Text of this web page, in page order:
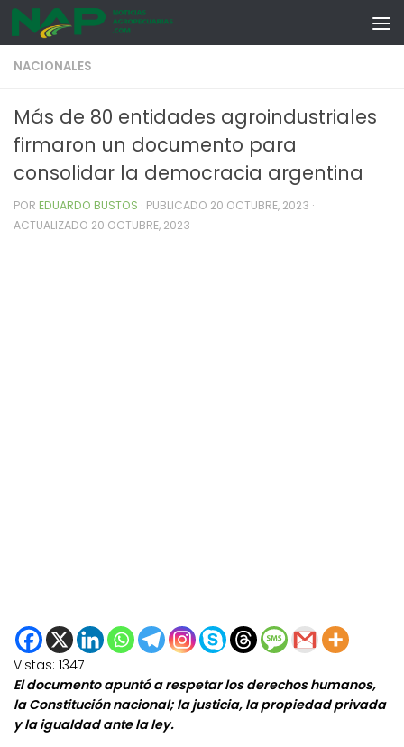
Skip to content
NACIONALES
Más de 80 entidades agroindustriales
firmaron un documento para
consolidar la democracia argentina
POR EDUARDO BUSTOS · PUBLICADO 20 OCTUBRE, 2023 ·
ACTUALIZADO 20 OCTUBRE, 2023
Vistas: 1347
El documento apuntó a respetar los derechos humanos,
la Constitución nacional; la justicia, la propiedad privada
y la igualdad ante la ley.